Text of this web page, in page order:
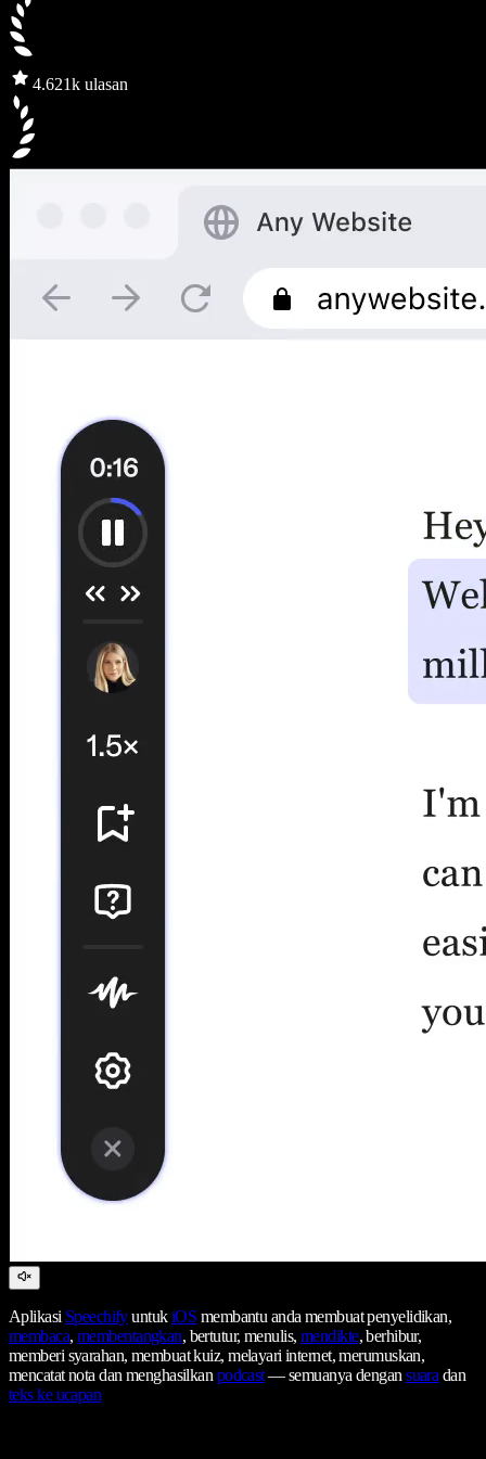
4.621k ulasan
Aplikasi SpeechifyuntukiOS membantu anda membuat penyelidikan,
membaca, membentangkan, bertutur, menulis, mendikte, berhibur,
memberi syarahan, membuat kuiz, melayari internet, merumuskan,
mencatat nota dan menghasilkanpodcast— semuanya dengansuaradan
teks ke ucapan